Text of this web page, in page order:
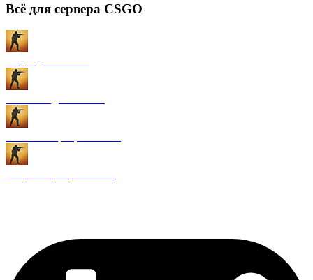
Всё для сервера CSGO